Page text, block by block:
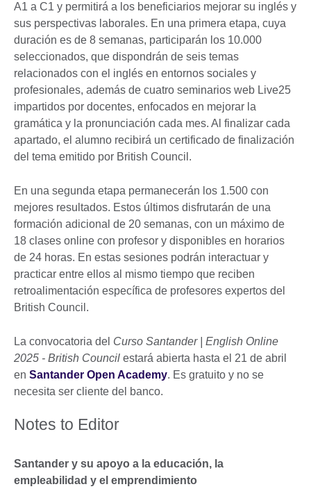
A1 a C1 y permitirá a los beneficiarios mejorar su inglés y
sus perspectivas laborales. En una primera etapa, cuya
duración es de 8 semanas, participarán los 10.000
seleccionados, que dispondrán de seis temas
relacionados con el inglés en entornos sociales y
profesionales, además de cuatro seminarios web Live25
impartidos por docentes, enfocados en mejorar la
gramática y la pronunciación cada mes. Al finalizar cada
apartado, el alumno recibirá un certificado de finalización
del tema emitido por British Council.
En una segunda etapa permanecerán los 1.500 con
mejores resultados. Estos últimos disfrutarán de una
formación adicional de 20 semanas, con un máximo de
18 clases online con profesor y disponibles en horarios
de 24 horas. En estas sesiones podrán interactuar y
practicar entre ellos al mismo tiempo que reciben
retroalimentación específica de profesores expertos del
British Council.
La convocatoria del Curso Santander | English Online
2025 - British Council estará abierta hasta el 21 de abril
en Santander Open Academy. Es gratuito y no se
necesita ser cliente del banco.
Notes to Editor
Santander y su apoyo a la educación, la
empleabilidad y el emprendimiento